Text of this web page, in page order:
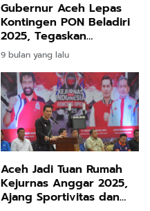
Gubernur Aceh Lepas
Kontingen PON Beladiri
2025, Tegaskan
Semangat Kebangkitan
Olahraga Daerah
9 bulan yang lalu
Aceh Jadi Tuan Rumah
Kejurnas Anggar 2025,
Ajang Sportivitas dan